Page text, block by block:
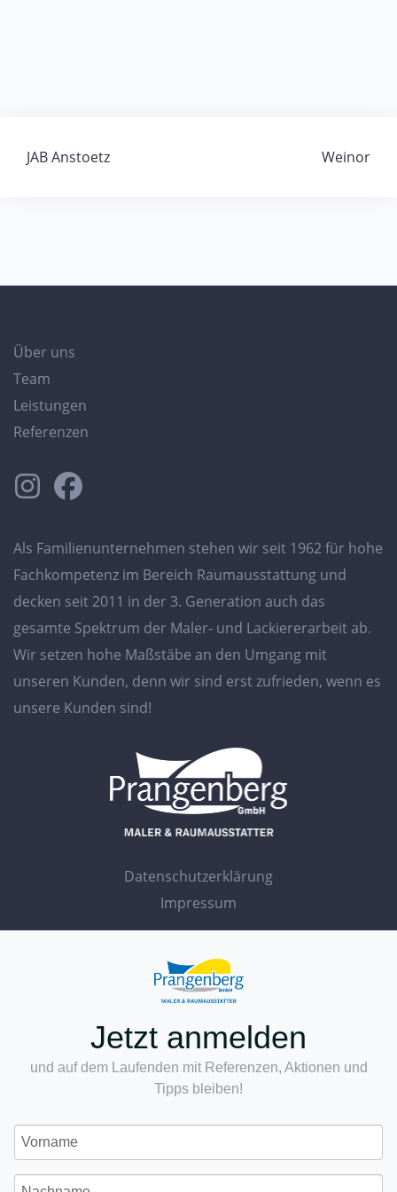
Beitragsnavigation
JAB Anstoetz Weinor
Über uns
Team
Leistungen
Referenzen
Als Familienunternehmen stehen wir seit 1962 für hohe
Fachkompetenz im Bereich Raumausstattung und
decken seit 2011 in der 3. Generation auch das
gesamte Spektrum der Maler- und Lackiererarbeit ab.
Wir setzen hohe Maßstäbe an den Umgang mit
unseren Kunden, denn wir sind erst zufrieden, wenn es
unsere Kunden sind!
Datenschutzerklärung
Impressum
Jetzt anmelden
und auf dem Laufenden mit Referenzen, Aktionen und
Tipps bleiben!